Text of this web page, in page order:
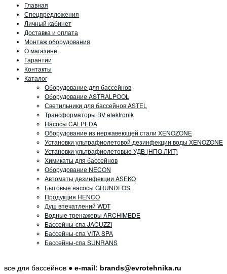
Главная
Спецпредложения
Личный кабинет
Доставка и оплата
Монтаж оборудования
О магазине
Гарантии
Контакты
Каталог
Оборудование для бассейнов
Оборудование ASTRALPOOL
Светильники для бассейнов ASTEL
Трансформаторы BV elektronik
Насосы CALPEDA
Оборудование из нержавеющей стали XENOZONE
Установки ультрафиолетовой дезинфекции воды XENOZONE
Установки ультрафиолетовые УДВ (НПО ЛИТ)
Химикаты для бассейнов
Оборудование NECON
Автоматы дезинфекции ASEKO
Бытовые насосы GRUNDFOS
Продукция HENCO
Душ впечатлений WDT
Водные тренажеры ARCHIMEDE
Бассейны-спа JACUZZI
Бассейны-спа VITA SPA
Бассейны-спа SUNRANS
все для бассейнов ● e-mail: brands@evrotehnika.ru